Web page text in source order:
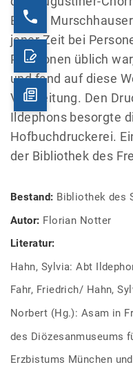
Benno
jener Zeit bei
Positionen üblich
und fand auf diese
Verbreitung. Den
Ildephons besorgte
Hofbuchdruckerei.
der Bibliothek des
Bestand: Bibliothek des
Autor: Florian Notter
Literatur:
Hahn, Sylvia: Abt
Fahr, Friedrich/ Hahn,
Norbert (Hg.): Asam in
des Diözesanmuseums
Erzbistums München